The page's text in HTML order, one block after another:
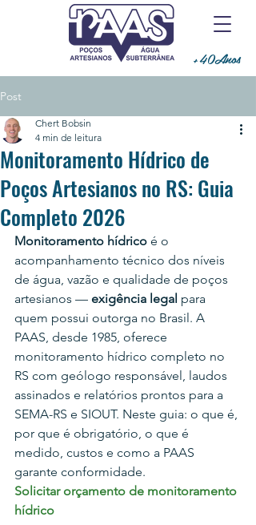
+40Anos
Post
Monitoramento Hídrico de
Poços Artesianos no RS: Guia
Completo 2026
Chert Bobsin
4 min de leitura
Monitoramento hídrico é o
acompanhamento técnico dos níveis
de água, vazão e qualidade de poços
artesianos — exigência legal para
quem possui outorga no Brasil. A
PAAS, desde 1985, oferece
monitoramento hídrico completo no
RS com geólogo responsável, laudos
assinados e relatórios prontos para a
SEMA-RS e SIOUT. Neste guia: o que é,
por que é obrigatório, o que é
medido, custos e como a PAAS
garante conformidade.
Solicitar orçamento de monitoramento
hídrico